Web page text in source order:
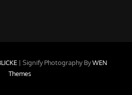
| Signify Photography ByWEN
Themes